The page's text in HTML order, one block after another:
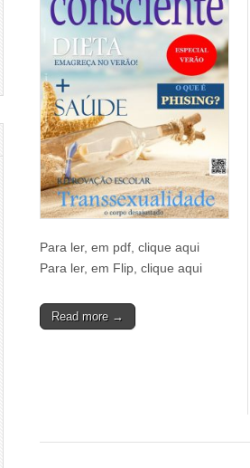
Para ler, em pdf, clique aqui
Para ler, em Flip, clique aqui
Read more →